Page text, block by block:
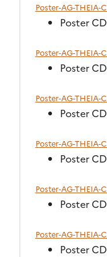
Poster-AG-THEIA-
Poster
Poster-AG-THEIA-
Poster
Poster-AG-THEIA-
Poster
Poster-AG-THEIA-
Poster
Poster-AG-THEIA-
Poster
Poster-AG-THEIA-
Poster